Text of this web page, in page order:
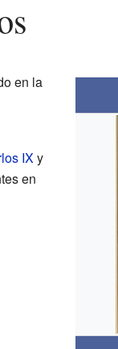
en la
IXy
en